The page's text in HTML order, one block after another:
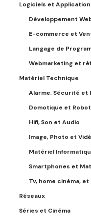
Logiciels et
Développement
E-commerce et
Langage de
Webmarketing et
Matériel Technique
Alarme, Sécurité et
Domotique et
Hifi, Son et Audio
Image, Photo et
Matériel
Smartphones et
Tv, home cinéma,
Réseaux
Séries et Cinéma